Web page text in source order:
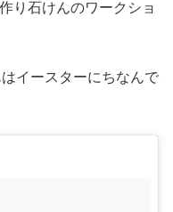
り石けんのワークショ
イースターにちなんで